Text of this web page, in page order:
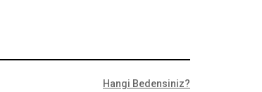
Hangi Bedensiniz?